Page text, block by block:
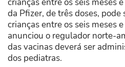
crianças entre os seis meses
da Pfizer, de três doses,
crianças entre os seis meses
anunciou o regulador norte-
das vacinas deverá ser
dos pediatras.